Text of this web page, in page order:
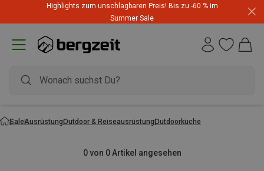
Highlights zum unschlagbaren Preis! Bis zu -60 % im
Summer Sale
Dynafit Hammerangebot! Reduzierte Outfits für neue
Abenteuer
SaleAusrüstungOutdoor & ReiseausrüstungOutdoorküche
0 von 0 Artikel angesehen